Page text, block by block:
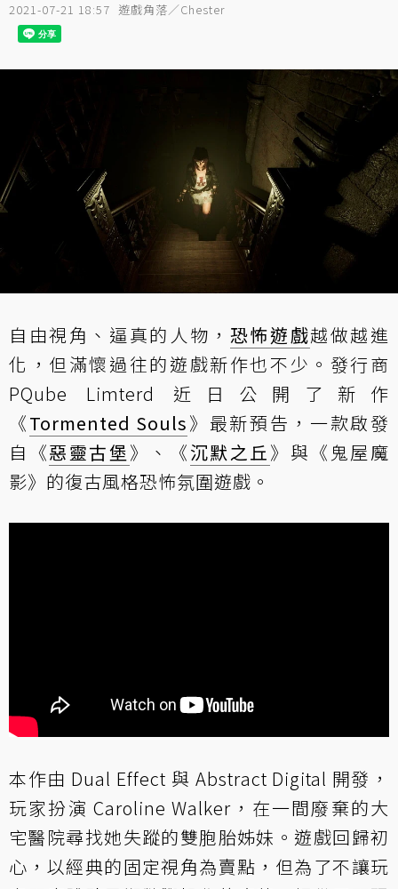
2021-07-21 18:57 遊戲角落／Chester
自由視角、逼真的人物， 恐怖遊戲越做越進
化，但滿懷過往的遊戲新作也不少。發行商
PQube Limterd 近日公開了新作
《Tormented Souls》最新預告，一款啟發
自《惡靈古堡》、《沉默之丘》與《鬼屋魔
影》的復古風格恐怖氛圍遊戲。
本作由 Dual Effect 與 Abstract Digital 開發，
玩家扮演 Caroline Walker，在一間廢棄的大
宅醫院尋找她失蹤的雙胞胎姊妹。遊戲回歸初
心，以經典的固定視角為賣點，但為了不讓玩